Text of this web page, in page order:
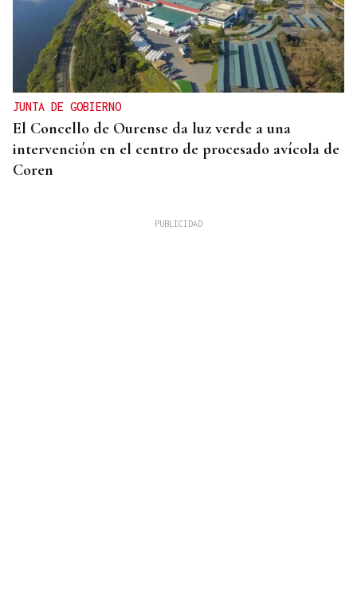
JUNTA DE GOBIERNO
El Concello de Ourense da luz verde a una
intervención en el centro de procesado avícola de
Coren